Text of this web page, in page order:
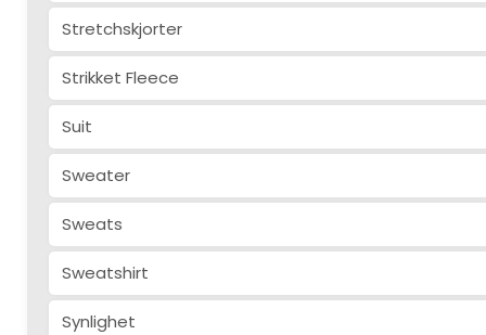
Stretchskjorter
Strikket Fleece
Suit
Sweater
Sweats
Sweatshirt
Synlighet